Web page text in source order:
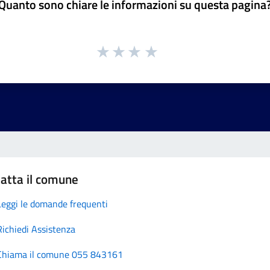
sono chiare le informazioni su questa
il comune
le domande frequenti
Assistenza
il comune 055 843161